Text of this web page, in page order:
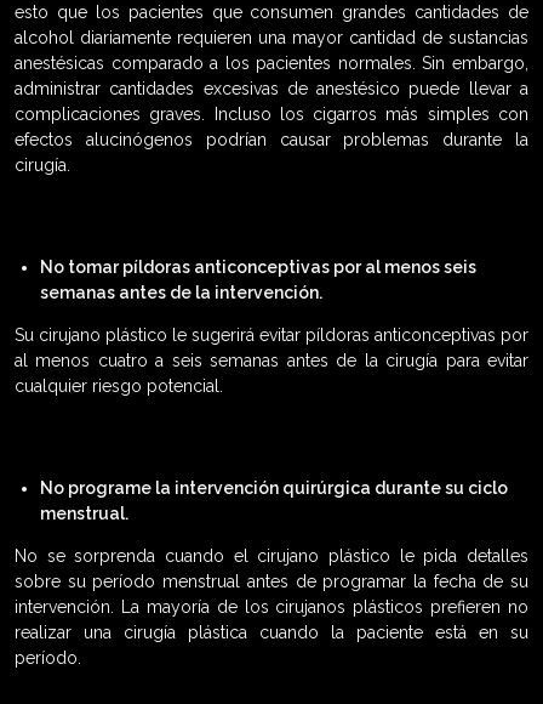
esto que los pacientes que consumen grandes cantidades de
alcohol diariamente requieren una mayor cantidad de sustancias
anestésicas comparado a los pacientes normales. Sin embargo,
administrar cantidades excesivas de anestésico puede llevar a
complicaciones graves. Incluso los cigarros más simples con
efectos alucinógenos podrían causar problemas durante la
cirugía.
No tomar píldoras anticonceptivas por al menos seis
semanas antes de la intervención.
Su cirujano plástico le sugerirá evitar píldoras anticonceptivas por
al menos cuatro a seis semanas antes de la cirugía para evitar
cualquier riesgo potencial.
No programe la intervención quirúrgica durante su ciclo
menstrual.
No se sorprenda cuando el cirujano plástico le pida detalles
sobre su período menstrual antes de programar la fecha de su
intervención. La mayoría de los cirujanos plásticos prefieren no
realizar una cirugía plástica cuando la paciente está en su
período.